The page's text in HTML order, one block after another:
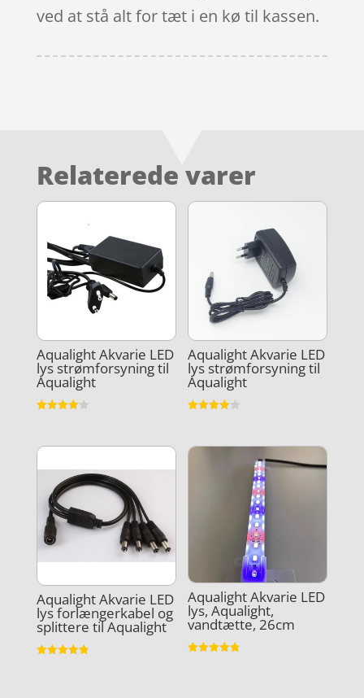
ved at stå alt for tæt i en kø til kassen.
Relaterede varer
Aqualight Akvarie LED
lys strømforsyning til
Aqualight
Aqualight Akvarie LED
lys strømforsyning til
Aqualight
Aqualight Akvarie LED
lys forlængerkabel og
splittere til Aqualight
Aqualight Akvarie LED
lys, Aqualight,
vandtætte, 26cm